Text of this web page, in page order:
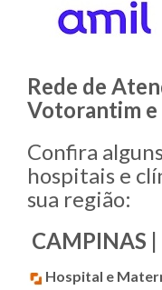
Rede de
Votorantim e
Confira
hospitais e
sua região:
CAMPINAS |
Hospital e